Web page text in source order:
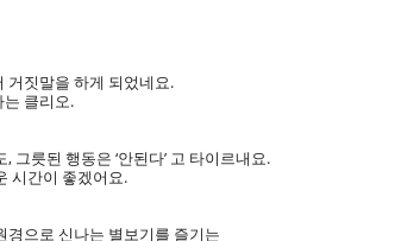
거짓말을 하게 되었네요.
클리오.
릇된 행동은 ‘안된다’ 고 타이르내요.
시간이 좋겠어요.
경으로 신나는 별보기를 즐기는